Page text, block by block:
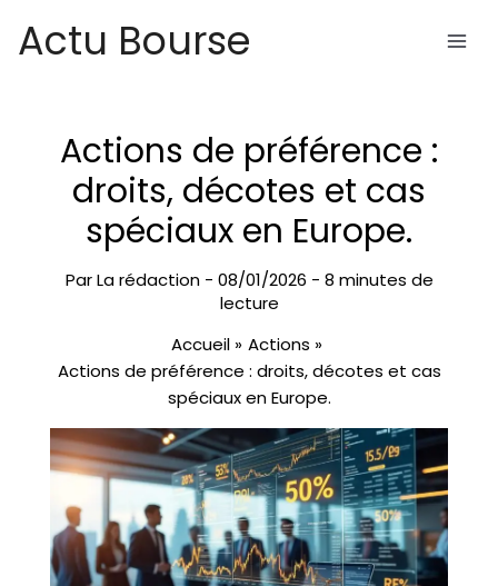
Actu Bourse
Actions de préférence :
droits, décotes et cas
spéciaux en Europe.
ParLa rédaction - 08/01/2026 - 8 minutes de
lecture
Accueil
Actions
Actions de préférence : droits, décotes et cas
spéciaux en Europe.